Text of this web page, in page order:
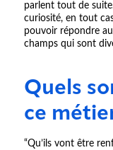
parlent tout de
curiosité, en tout
pouvoir répondre
champs qui sont
Quels
ce
“Qu’ils vont être